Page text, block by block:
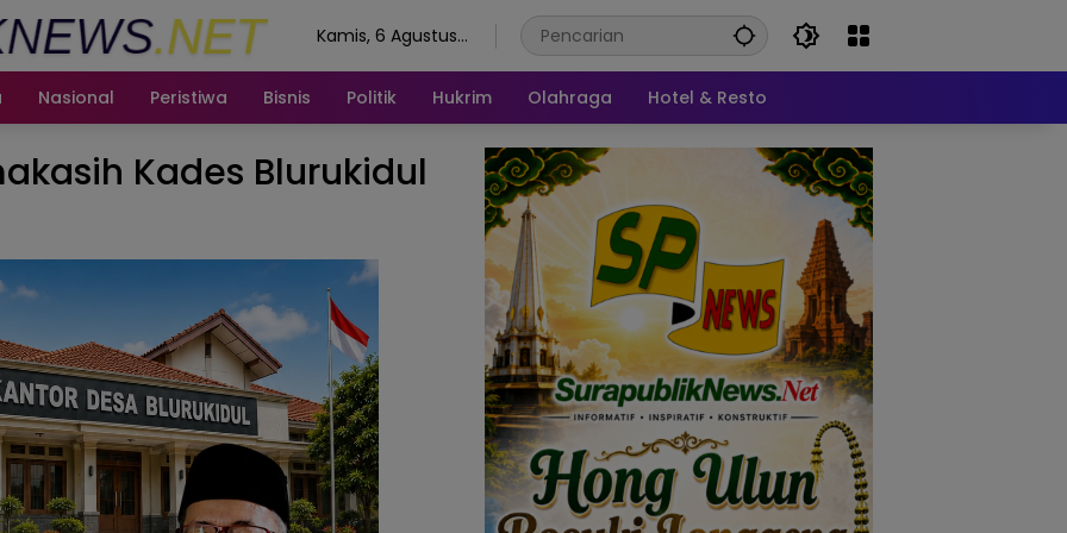
Kamis, 6 Agustus
Nasional Peristiwa Bisnis Politik Hukrim Olahraga Hotel & Resto
Kades Blurukidul